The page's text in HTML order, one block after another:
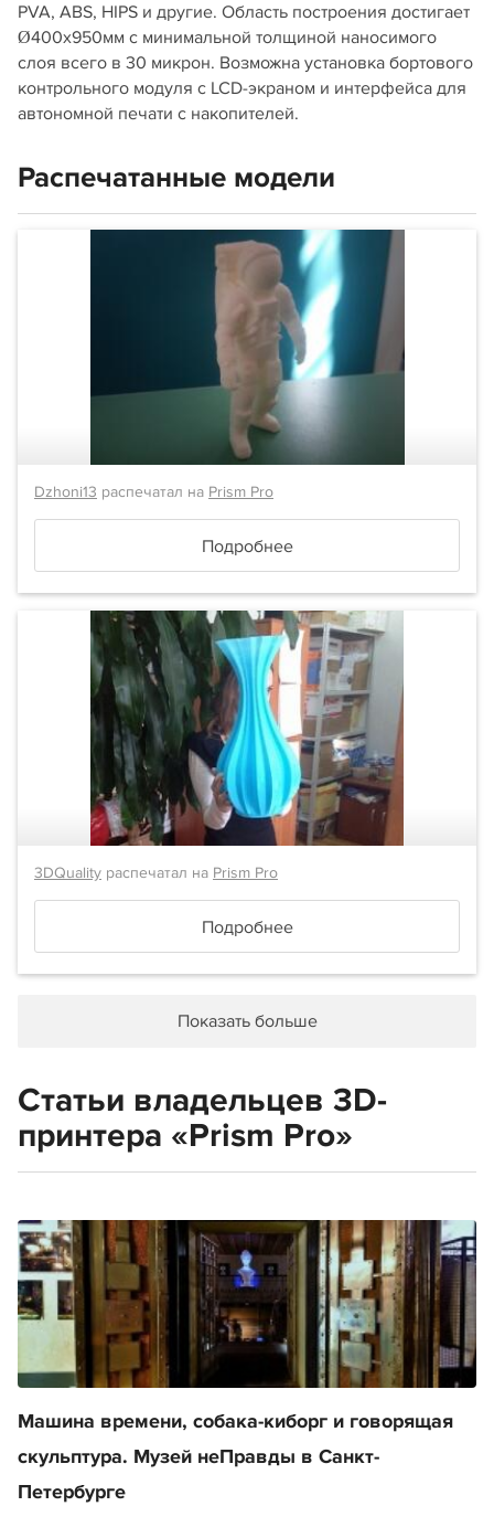
PVA, ABS, HIPS и другие. Область построения достигает
Ø400х950мм с минимальной толщиной наносимого
слоя всего в 30 микрон. Возможна установка бортового
контрольного модуля с LCD-экраном и интерфейса для
автономной печати с накопителей.
Распечатанные модели
Dzhoni13 распечатал на Prism Pro
Подробнее
3DQuality распечатал на Prism Pro
Подробнее
Показать больше
Статьи владельцев 3D-
принтера «Prism Pro»
Машина времени, собака-киборг и говорящая
скульптура. Музей неПравды в Санкт-
Петербурге